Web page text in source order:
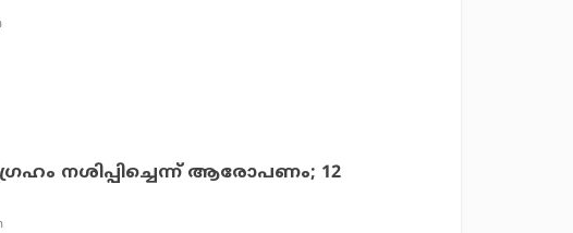
നശിപ്പിച്ചെന്ന് ആരോപണം; 12